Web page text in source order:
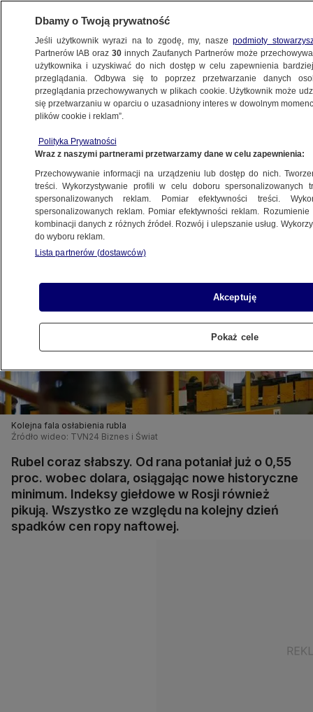
BIZNES
ZE ŚWIATA
rekordowo słaby, czerwono na giełdzie
12.12.2014, 08:47
Udostępnij
Kolejna fala osłabienia rubla
Źródło wideo: TVN24 Biznes i Świat
Rubel coraz słabszy. Od rana potaniał już o 0,55
proc. wobec dolara, osiągając nowe historyczne
minimum. Indeksy giełdowe w Rosji również
pikują. Wszystko ze względu na kolejny dzień
spadków cen ropy naftowej.
Dbamy o Twoją prywatność
Jeśli użytkownik wyrazi na to zgodę, my, naszepodmioty
Partnerów IAB oraz30 innych Zaufanych Partnerów może
użytkownika i uzyskiwać do nich dostęp w celu zapewnienia
przeglądania. Odbywa się to poprzez przetwarzanie danych
przeglądania przechowywanych w plikach cookie. Użytkownik może
się przetwarzaniu w oparciu o uzasadniony interes w dowolnym
plików cookie i reklam”.
Polityka Prywatności
Wraz z naszymi partnerami przetwarzamy dane w celu zapewnienia:
Przechowywanie informacji na urządzeniu lub dostęp do nich.
treści. Wykorzystywanie profili w celu doboru spersonalizowanych
spersonalizowanych reklam. Pomiar efektywności treści.
spersonalizowanych reklam. Pomiar efektywności reklam.
kombinacji danych z różnych źródeł. Rozwój i ulepszanie usług.
do wyboru reklam.
Lista partnerów (dostawców)
Akceptuję
Pokaż cele